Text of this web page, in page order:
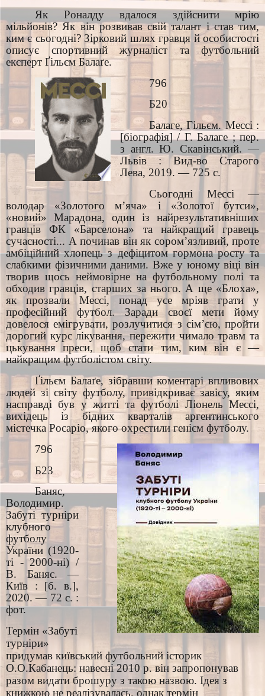
Як Роналду вдалося здійснити мрію
мільйонів? Як він розвивав свій талант і став тим,
ким є сьогодні? Зірковий шлях гравця й особистості
описує спортивний журналіст та футбольний
експерт Ґільєм Балаґе.
796
Б20
Балаге, Гільєм. Мессі :
[біографія] / Г. Балаге ; пер.
з англ. Ю. Скавінський. —
Львів : Вид-во Старого
Лева, 2019. — 725 с.
Сьогодні Мессі —
володар «Золотого м’яча» і «Золотої бутси»,
«новий» Марадона, один із найрезультативніших
гравців ФК «Барселона» та найкращий гравець
сучасності... А починав він як сором’язливий, проте
амбіційний хлопець з дефіцитом гормона росту та
слабкими фізичними даними. Вже у юному віці він
творив щось неймовірне на футбольному полі та
обходив гравців, старших за нього. А ще «Блоха»,
як прозвали Мессі, понад усе мріяв грати у
професійний футбол. Заради своєї мети йому
довелося емігрувати, розлучитися з сім’єю, пройти
дорогий курс лікування, пережити чимало травм та
цькування преси, щоб стати тим, ким він є —
найкращим футболістом світу.
Ґільєм Балаґе, зібравши коментарі впливових
людей зі світу футболу, привідкриває завісу, яким
насправді був у житті та футболі Ліонель Мессі,
вихідець із бідних кварталів аргентинського
містечка Роcаріо, якого охрестили генієм футболу.
796
Б23
Баняс,
Володимир.
Забуті турніри
клубного
футболу
України (1920-
ті - 2000-ні) /
В. Баняс. —
Київ : [б. в.],
2020. — 72 с. :
фот.
Термін «Забуті
турніри»
придумав київський футбольний історик
О.О.Кабанець: навесні 2010 р. він запропонував
разом видати брошуру з такою назвою. Ідея з
книжкою не реалізувалась, однак термін